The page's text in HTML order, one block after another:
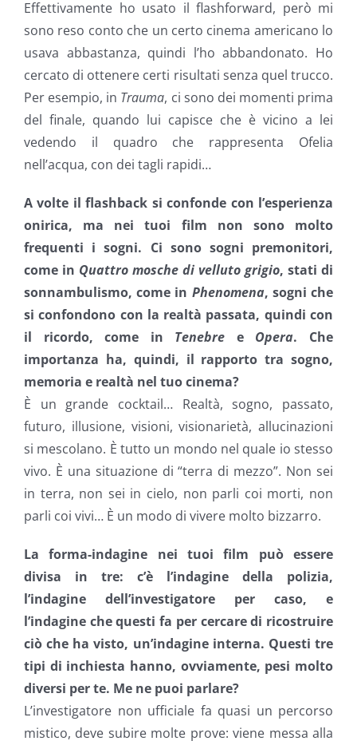
Effettivamente ho usato il flashforward, però mi
sono reso conto che un certo cinema americano lo
usava abbastanza, quindi l’ho abbandonato. Ho
cercato di ottenere certi risultati senza quel trucco.
Per esempio, in Trauma, ci sono dei momenti prima
del finale, quando lui capisce che è vicino a lei
vedendo il quadro che rappresenta Ofelia
nell’acqua, con dei tagli rapidi…
A volte il flashback si confonde con l’esperienza
onirica, ma nei tuoi film non sono molto
frequenti i sogni. Ci sono sogni premonitori,
come in Quattro mosche di velluto grigio, stati di
sonnambulismo, come in Phenomena, sogni che
si confondono con la realtà passata, quindi con
il ricordo, come in Tenebre e Opera. Che
importanza ha, quindi, il rapporto tra sogno,
memoria e realtà nel tuo cinema?
È un grande cocktail… Realtà, sogno, passato,
futuro, illusione, visioni, visionarietà, allucinazioni
si mescolano. È tutto un mondo nel quale io stesso
vivo. È una situazione di “terra di mezzo”. Non sei
in terra, non sei in cielo, non parli coi morti, non
parli coi vivi… È un modo di vivere molto bizzarro.
La forma-indagine nei tuoi film può essere
divisa in tre: c’è l’indagine della polizia,
l’indagine dell’investigatore per caso, e
l’indagine che questi fa per cercare di ricostruire
ciò che ha visto, un’indagine interna. Questi tre
tipi di inchiesta hanno, ovviamente, pesi molto
diversi per te. Me ne puoi parlare?
L’investigatore non ufficiale fa quasi un percorso
mistico, deve subire molte prove: viene messa alla